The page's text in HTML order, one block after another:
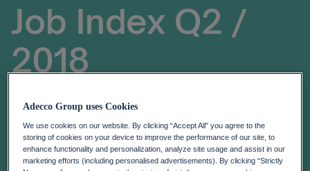
Job Index Q2 /
2018
Adecco Group uses Cookies
We use cookies on our website. By clicking “Accept All” you agree to the
storing of cookies on your device to improve the performance of our site, to
enhance functionality and personalization, analyze site usage and assist in our
marketing efforts (including personalised advertisements). By clicking “Strictly